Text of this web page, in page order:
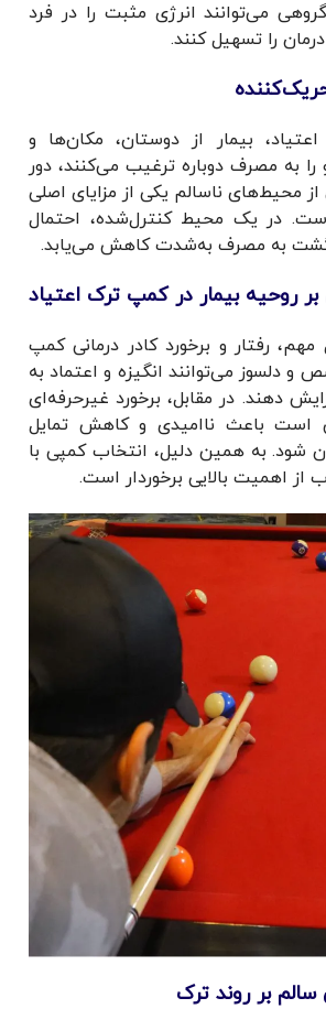
می‌توانند انرژی مثبت را در فرد
را تسهیل کنند.
بیمار از دوستان، مکان‌ها و
به مصرف دوباره ترغیب می‌کنند، دور
محیط‌های ناسالم یکی از مزایای اصلی
در یک محیط کنترل‌شده، احتمال
به مصرف به‌شدت کاهش می‌یابد.
بر روحیه بیمار در کمپ ترک اعتیاد
رفتار و برخورد کادر درمانی کمپ
دلسوز می‌توانند انگیزه و اعتماد به
دهند. در مقابل، برخورد غیرحرفه‌ای
است باعث ناامیدی و کاهش تمایل
شود. به همین دلیل، انتخاب کمپی با
از اهمیت بالایی برخوردار است.
سالم بر روند ترک